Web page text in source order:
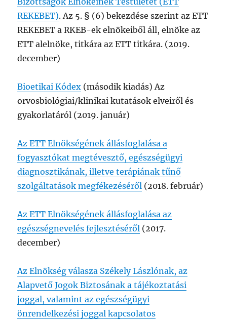
REKEBET). Az 5. § (6) bekezdése szerint az ETT
REKEBET a RKEB-ek elnökeiből áll, elnöke az
ETT alelnöke, titkára az ETT titkára. (2019.
december)
Bioetikai Kódex (második kiadás) Az
orvosbiológiai/klinikai kutatások elveiről és
gyakorlatáról (2019. január)
Az ETT Elnökségének állásfoglalása a
fogyasztókat megtévesztő, egészségügyi
diagnosztikának, illetve terápiának tűnő
szolgáltatások megfékezéséről (2018. február)
Az ETT Elnökségének állásfoglalása az
egészségnevelés fejlesztéséről (2017.
december)
Az Elnökség válasza Székely Lászlónak, az
Alapvető Jogok Biztosának a tájékoztatási
joggal, valamint az egészségügyi
önrendelkezési joggal kapcsolatos